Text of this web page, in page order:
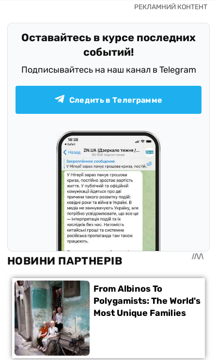
Оставайтесь в курсе последних
событий!
Подписывайтесь на наш канал в Telegram
Следить в Телеграмме